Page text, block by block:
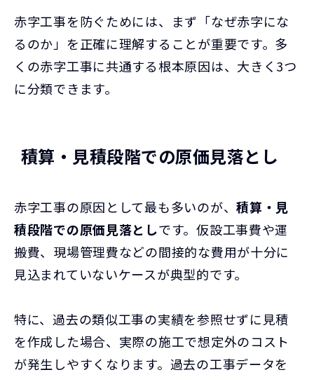
赤字工事を防ぐためには、まず「なぜ赤字にな
るのか」を正確に理解することが重要です。多
くの赤字工事に共通する根本原因は、大きく3つ
に分類できます。
積算・見積段階での原価見落とし
赤字工事の原因として最も多いのが、積算・見
積段階での原価見落としです。仮設工事費や運
搬費、現場管理費などの間接的な費用が十分に
見込まれていないケースが典型的です。
特に、過去の類似工事の実績を参照せずに見積
を作成した場合、実際の施工で想定外のコスト
が発生しやすくなります。過去の工事データを